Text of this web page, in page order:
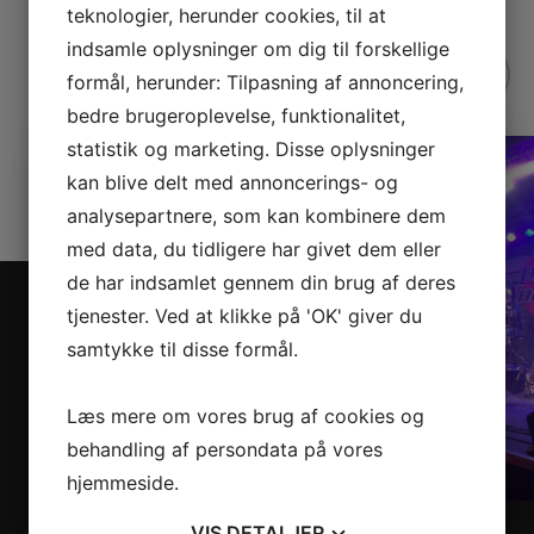
teknologier, herunder cookies, til at
indsamle oplysninger om dig til forskellige
formål, herunder: Tilpasning af annoncering,
bedre brugeroplevelse, funktionalitet,
statistik og marketing. Disse oplysninger
kan blive delt med annoncerings- og
analysepartnere, som kan kombinere dem
med data, du tidligere har givet dem eller
de har indsamlet gennem din brug af deres
tjenester. Ved at klikke på 'OK' giver du
samtykke til disse formål.
Læs mere om vores brug af cookies og
behandling af persondata på vores
hjemmeside.